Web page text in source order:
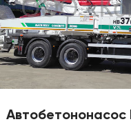
Автобетононасос